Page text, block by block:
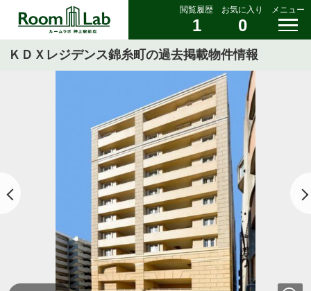
閲覧履歴
1
お気に入り
0
メニュー
ＫＤＸレジデンス錦糸町の過去掲載物件情報